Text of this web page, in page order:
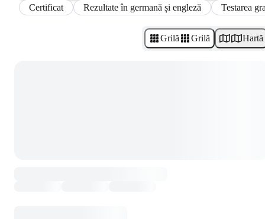
Certificat
Rezultate în germană și engleză Testarea
Grilă Grilă Hartă